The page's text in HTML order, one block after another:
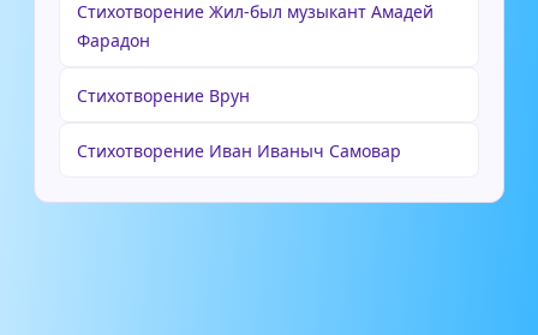
Стихотворение Жил-был музыкант Амадей
Фарадон
Стихотворение Врун
Стихотворение Иван Иваныч Самовар